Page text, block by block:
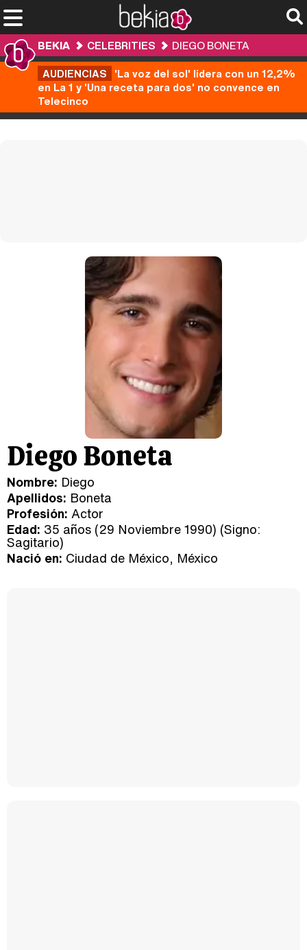
BEKIA CELEBRITIES
DIEGO BONETA
AUDIENCIAS 'La voz del sol' lidera con un 12,2%
en La 1 y 'Una receta para dos' no convence en
Telecinco
Diego Boneta
Nombre: Diego
Apellidos: Boneta
Profesión: Actor
Edad: 35 años (29 Noviembre 1990) (Signo:
Sagitario)
Nació en: Ciudad de México, México